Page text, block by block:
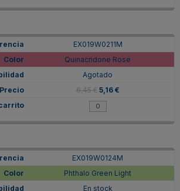
EX019W0211M
Quinacridone Rose
Agotado
6,45 € 5,16 €
EX019W0124M
Phthalo Green Light
En stock